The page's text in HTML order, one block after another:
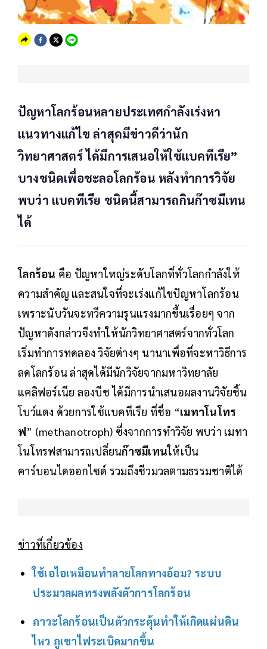
ปัญหาโลกร้อนหลายประเทศกำลังเร่งหา
แนวทางแก้ไข ล่าสุดมีข่าวดีว่านัก
วิทยาศาสตร์ ได้มีการเสนอให้ใช้แบคทีเรีย”
บางชนิดเพื่อชะลอโลกร้อน หลังทำการวิจัย
พบว่า แบคทีเรีย ชนิดนี้สามารถกินก๊าซมีเทน
ได้
โลกร้อน คือ ปัญหาใหญ่ระดับโลกที่ทั่วโลกกำลังให้
ความสำคัญ และสนใจที่จะเร่งแก้ไขปัญหาโลกร้อน
เพราะนับวันจะทวีความรุนแรงมากขึ้นเรื่อยๆ จาก
ปัญหาดังกล่าวจึงทำให้นักวิทยาศาสตร์จากทั่วโลก
เริ่มทำการทดลอง วิจัยต่างๆ นานาเพื่อที่จะหาวิธีการ
ลดโลกร้อน ล่าสุดได้มีนักวิจัยจากมหาวิทยาลัย
แคลิฟอร์เนีย ลองบีช ได้มีการนำเสนอผลงานวิจัยชิ้น
โบว์แดง ด้วยการใช้แบคทีเรีย ที่ชื่อ “เมทาโนโทร
ฟ” (methanotroph) ซึ่งจากการทำวิจัย พบว่า เมทา
โนโทรฟสามารถเปลี่ยนก๊าซมีเทนให้เป็น
คาร์บอนไดออกไซด์ รวมถึงชีวมวลตามธรรมชาติได้
ข่าวที่เกี่ยวข้อง
ใช้เอไอเหมือนทำลายโลกทางอ้อม? ระบบ
ประมวลผลทรงพลังตัวการโลกร้อน
ภาวะโลกร้อนเป็นตัวกระตุ้นทำให้เกิดแผ่นดิน
ไหว ภูเขาไฟระเบิดมากขึ้น